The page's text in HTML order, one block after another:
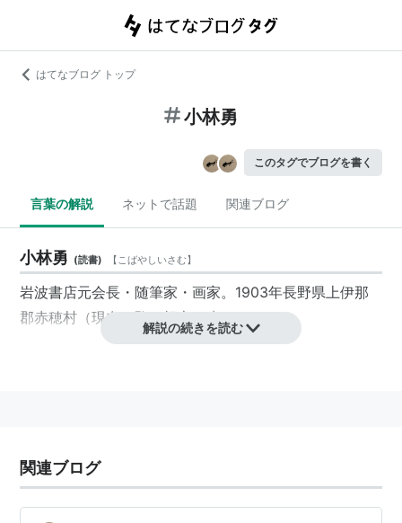
はてなブログ トップ
小林勇
このタグでブログを書く
言葉の解説 ネットで話題 関連ブログ
小林勇 (読書) 【こばやしいさむ】
岩波書店元会長・随筆家・画家。1903年長野県上伊那
郡赤穂村（現在の駒ヶ根市）生まれ。
解説の続きを読む
関連ブログ